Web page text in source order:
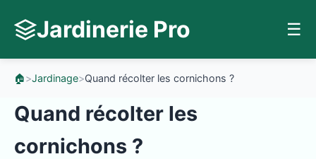
Jardinerie Pro ☰
🏠>Jardinage>Quand récolter les cornichons ?
Quand récolter les
cornichons ?